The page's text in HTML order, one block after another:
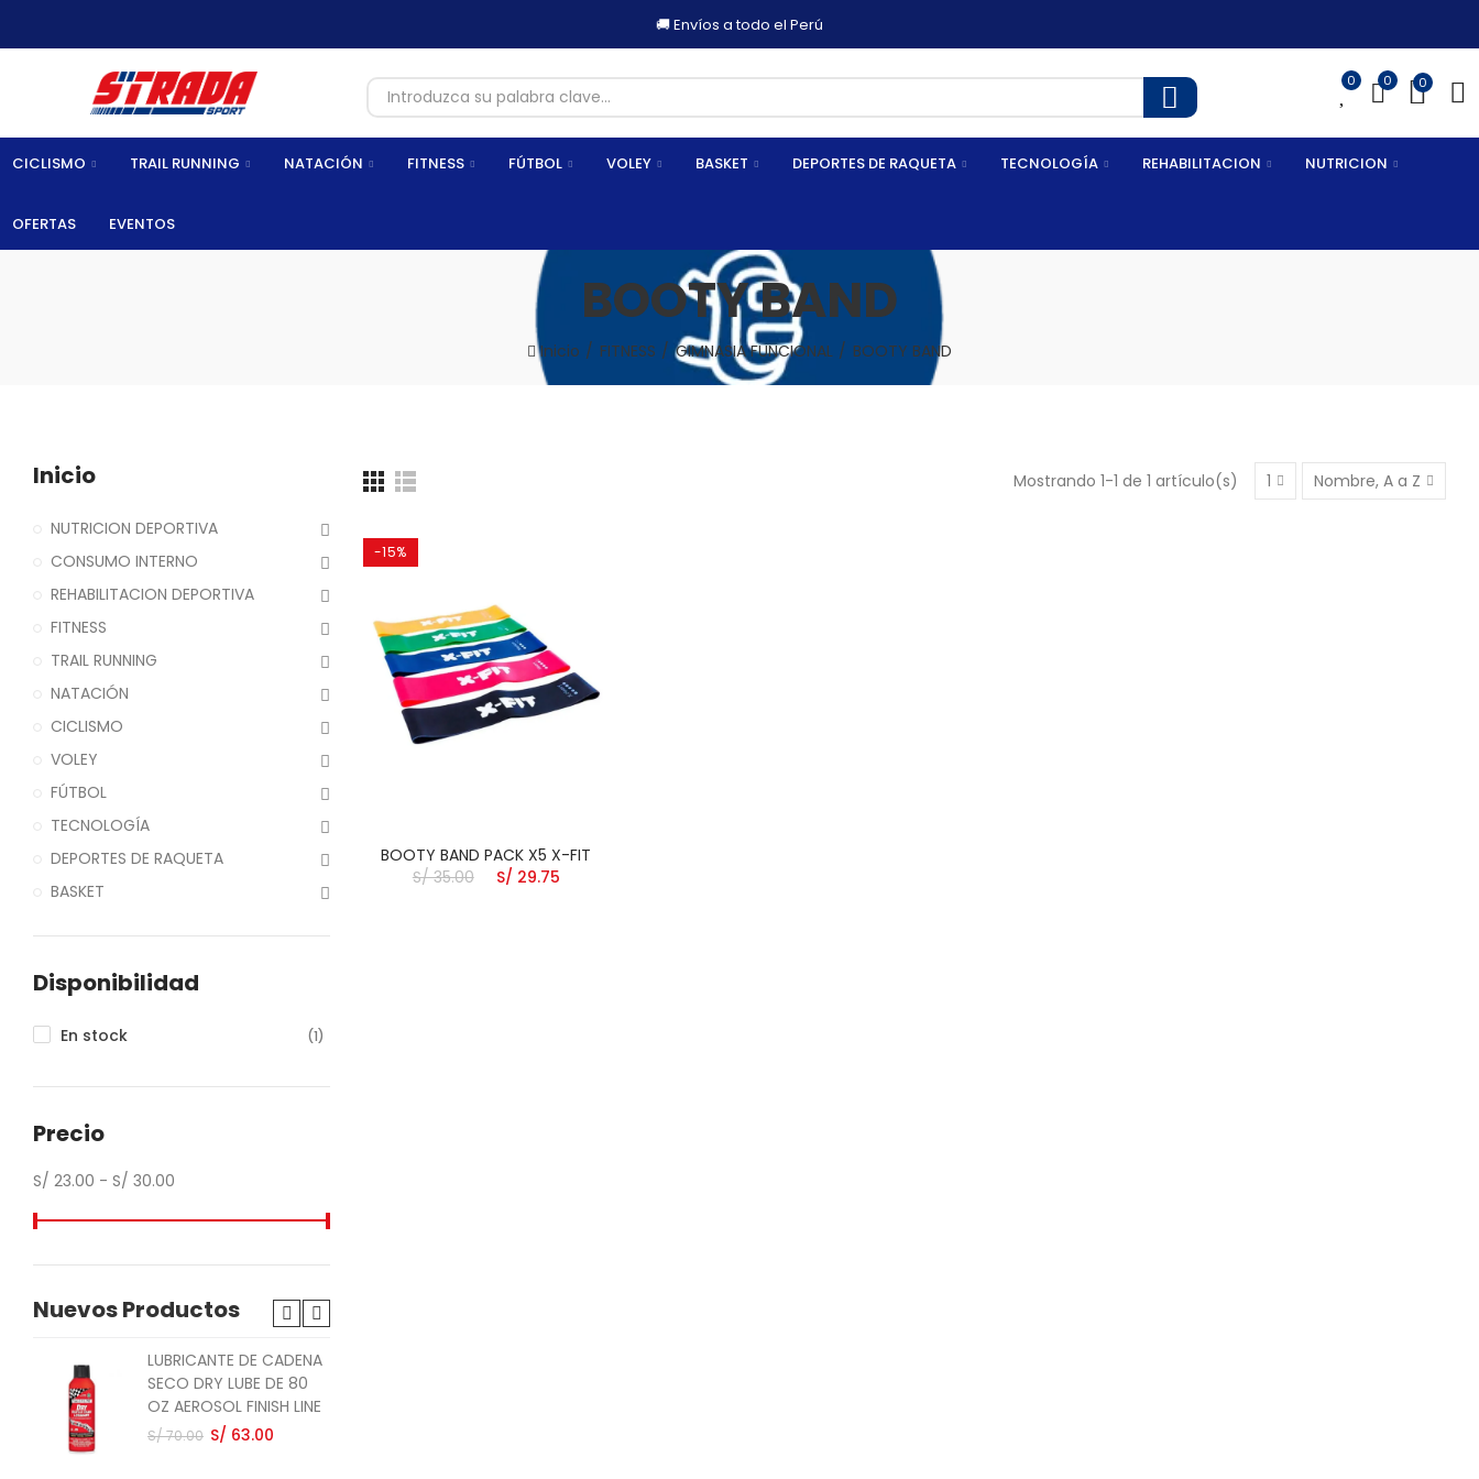
0 0 0
CICLISMO TRAIL RUNNING NATACIÓN FITNESS FÚTBOL VOLEY BASKET DEPORTES DE RAQUETA TECNOLOGÍA REHABILITACION NUTRICION
OFERTAS EVENTOS
BOOTY BAND
Inicio FITNESS GIMNASIA FUNCIONAL BOOTY BAND
Mostrando 1-1 de 1 artículo(s) 1 Nombre, A a Z
-15%
BOOTY BAND PACK X5 X-FIT
S/ 35.00
S/ 29.75
Inicio
NUTRICION DEPORTIVA
CONSUMO INTERNO
REHABILITACION DEPORTIVA
FITNESS
TRAIL RUNNING
NATACIÓN
CICLISMO
VOLEY
FÚTBOL
TECNOLOGÍA
DEPORTES DE RAQUETA
BASKET
Disponibilidad
En stock (1)
Precio
S/ 23.00 - S/ 30.00
Nuevos Productos
LUBRICANTE DE CADENA
SECO DRY LUBE DE 80
OZ AEROSOL FINISH LINE
S/ 70.00 S/ 63.00